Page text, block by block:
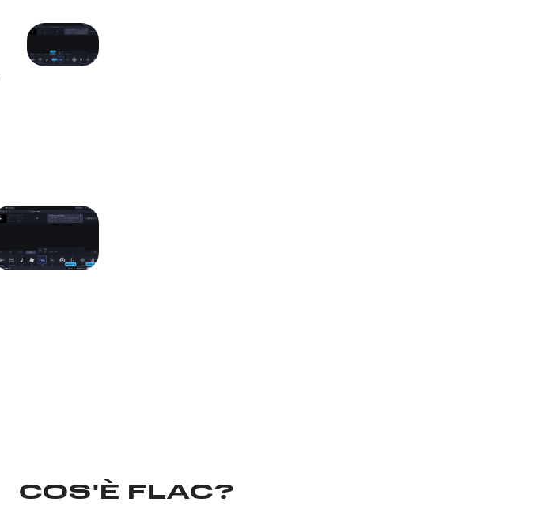
COS'È FLAC?